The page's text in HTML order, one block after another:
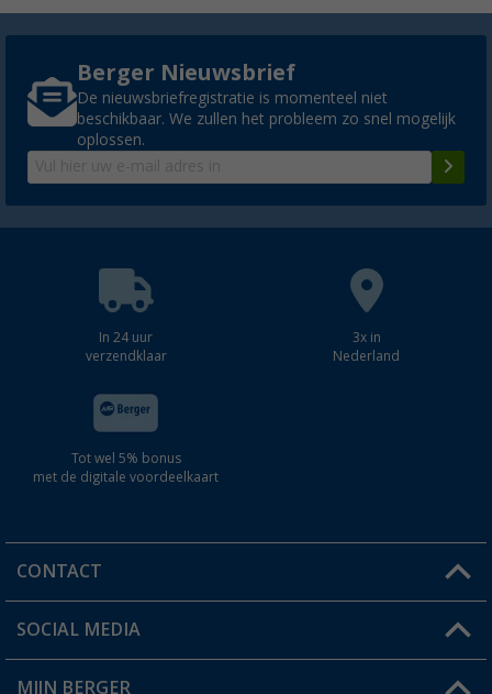
Berger Nieuwsbrief
De nieuwsbriefregistratie is momenteel niet
beschikbaar. We zullen het probleem zo snel mogelijk
oplossen.
In 24 uur
verzendklaar
3x in
Nederland
Tot wel 5% bonus
met de digitale voordeelkaart
CONTACT
Een vraag?
SOCIAL MEDIA
MIJN BERGER